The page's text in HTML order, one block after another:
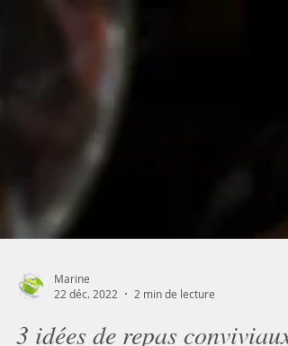
22 déc. 2022
2 min de lecture